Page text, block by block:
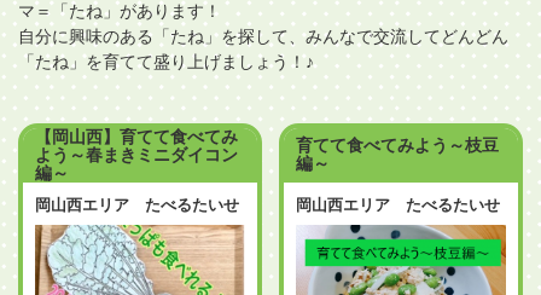
マ＝「たね」があります！
自分に興味のある「たね」を探して、みんなで交流してどんどん
「たね」を育てて盛り上げましょう！♪
【岡山西】育てて食べてみ
よう～春まきミニダイコン
編～
岡山西エリア たべるたいせ
つプロジェクト
育てて食べてみよう～枝豆
編～
岡山西エリア たべるたいせ
つプロジェクト